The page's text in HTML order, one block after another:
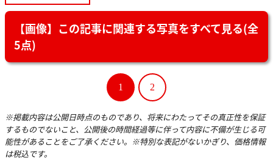
【画像】この記事に関連する写真をすべて見る(全
5点)
1 2
※掲載内容は公開日時点のものであり、将来にわたってその真正性を保証
するものでないこと、公開後の時間経過等に伴って内容に不備が生じる可
能性があることをご了承ください。※特別な表記がないかぎり、価格情報
は税込です。